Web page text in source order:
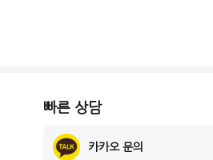
빠른 상담
카카오 문의